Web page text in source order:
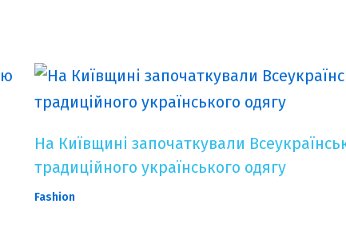
На Київщині започаткували
традиційного українського одягу
Fashion